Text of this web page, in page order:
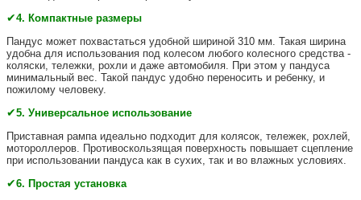
✔4. Компактные размеры
Пандус может похвастаться удобной шириной 310 мм. Такая ширина
удобна для использования под колесом любого колесного средства -
коляски, тележки, рохли и даже автомобиля. При этом у пандуса
минимальный вес. Такой пандус удобно переносить и ребенку, и
пожилому человеку.
✔5. Универсальное использование
Приставная рампа идеально подходит для колясок, тележек, рохлей,
мотороллеров. Противоскользящая поверхность повышает сцепление
при использовании пандуса как в сухих, так и во влажных условиях.
✔6. Простая установка